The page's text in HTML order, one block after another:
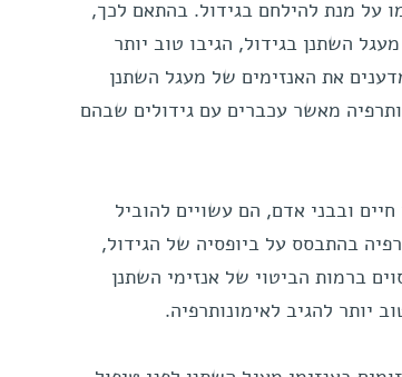
על מנת להילחם בגידול. בהתאם לכך,
השתנן בגידול, הגיבו טוב יותר
את האנזימים של מעגל השתנן
מאשר עכברים עם גידולים שבהם
ובבני אדם, הם עשויים להוביל
בהתבסס על ביופסיה של הגידול,
ברמות הביטוי של אנזימי השתנן
יותר להגיב לאימונותרפיה.